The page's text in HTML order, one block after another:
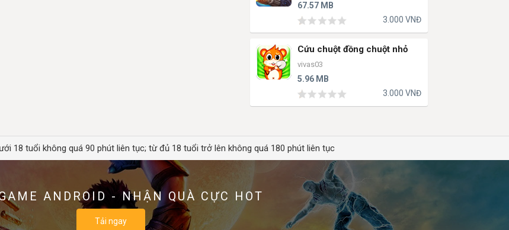
67.57 MB
3.000 VNĐ
Cứu chuột đồng chuột nhỏ
vivas03
5.96 MB
3.000 VNĐ
18 tuổi không quá 90 phút liên tục; từ đủ 18 tuổi trở lên không quá 180 phút liên tục
ANDROID - NHẬN QUÀ CỰC HOT
Tải ngay